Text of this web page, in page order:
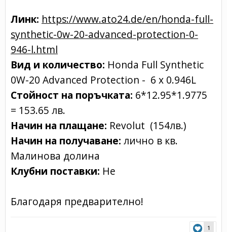
Линк: https://www.ato24.de/en/honda-full-
synthetic-0w-20-advanced-protection-0-
946-l.html
Вид и количество: Honda Full Synthetic
0W-20 Advanced Protection - 6 x 0.946L
Стойност на поръчката: 6*12.95*1.9775
= 153.65 лв.
Начин на плащане: Revolut (154лв.)
Начин на получаване: лично в кв.
Малинова долина
Клубни поставки: Не
Благодаря предварително!
1